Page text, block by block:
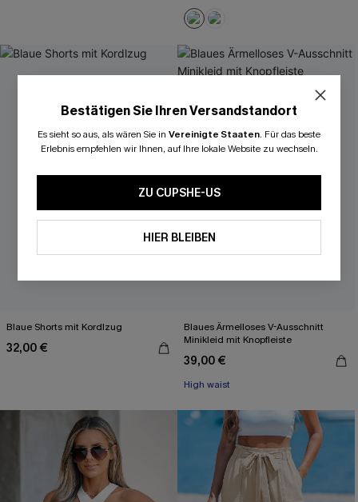
Blaue Shorts mit Kordlzug
32,00 €
Blaues Ärmelloses V-Ausschnitt
Minikleid mit Knopfleiste
39,00 €
High waist
Bestätigen Sie Ihren Versandstandort
Es sieht so aus, als wären Sie in Vereinigte Staaten. Für das beste
Erlebnis empfehlen wir Ihnen, auf Ihre lokale Website zu wechseln.
ZU CUPSHE-US
HIER BLEIBEN